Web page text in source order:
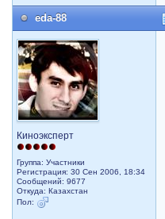
eda-88
Киноэксперт
Группа: Участники
Регистрация: 30 Сен 2006, 18:34
Сообщений: 9677
Откуда: Казахстан
Пол: